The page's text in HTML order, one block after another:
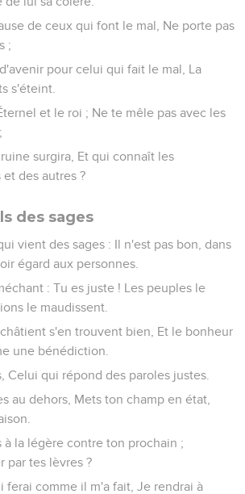
de ceux qui font le mal, Ne porte pas
;
pour celui qui fait le mal, La
s'éteint.
et le roi ; Ne te mêle pas avec les
surgira, Et qui connaît les
des autres ?
des sages
vient des sages : Il n'est pas bon, dans
égard aux personnes.
: Tu es juste ! Les peuples le
le maudissent.
s'en trouvent bien, Et le bonheur
une bénédiction.
Celui qui répond des paroles justes.
au dehors, Mets ton champ en état,
à la légère contre ton prochain ;
par tes lèvres ?
ferai comme il m'a fait, Je rendrai à